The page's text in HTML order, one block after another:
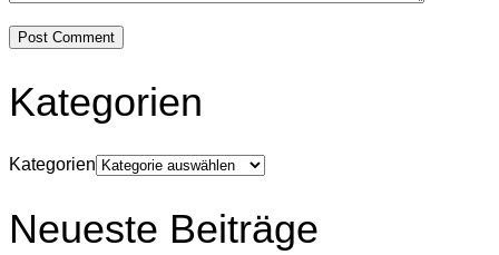
Kategorien
Kategorien
Neueste Beiträge